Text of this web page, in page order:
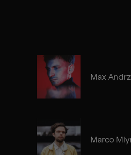
Max
Marco